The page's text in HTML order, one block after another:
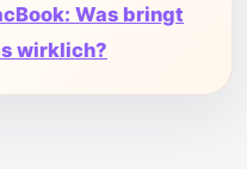
Was bringt
wirklich?